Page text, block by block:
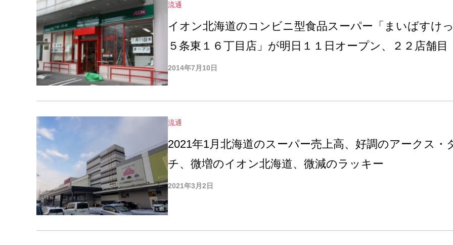
流通
イオン北海道のコンビニ型食品スーパー「まいばすけ
５条東１６丁目店」が明日１１日オープン、２２店舗目
2014年7月10日
流通
2021年1月北海道のスーパー売上高、好調のアークス・
チ、微増のイオン北海道、微減のラッキー
2021年3月2日